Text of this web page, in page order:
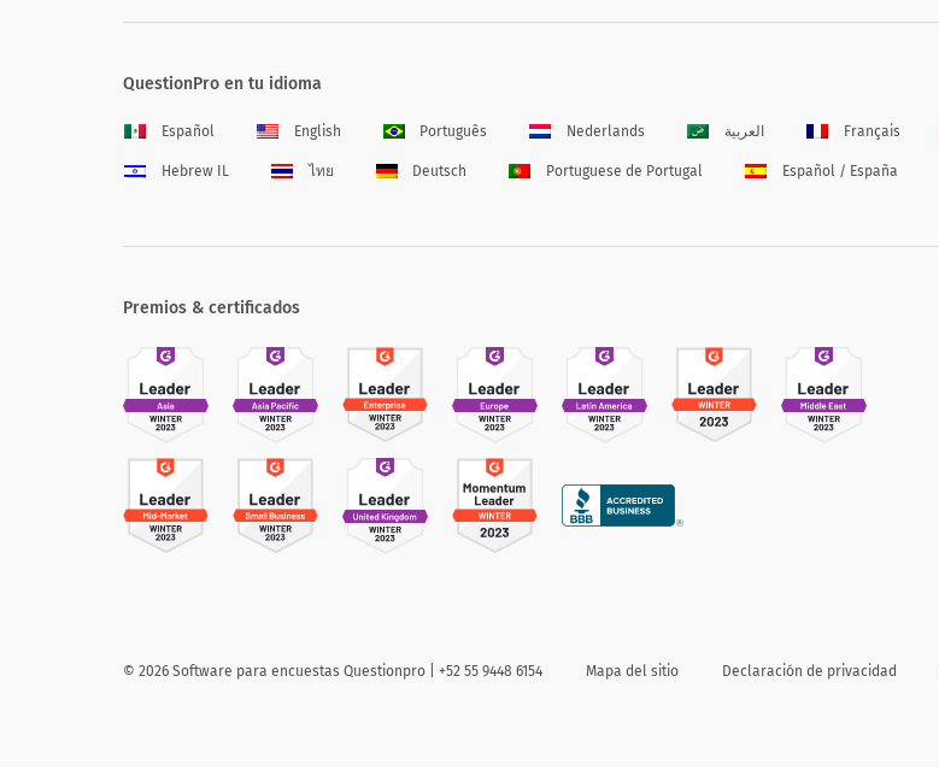
QuestionPro en tu idioma
Español English Português Nederlands العربية Français
Hebrew IL ไทย Deutsch Portuguese de Portugal Español / España
Premios & certificados
© 2026 Software para encuestas Questionpro | +52 55 9448 6154 Mapa del sitio Declaración de privacidad